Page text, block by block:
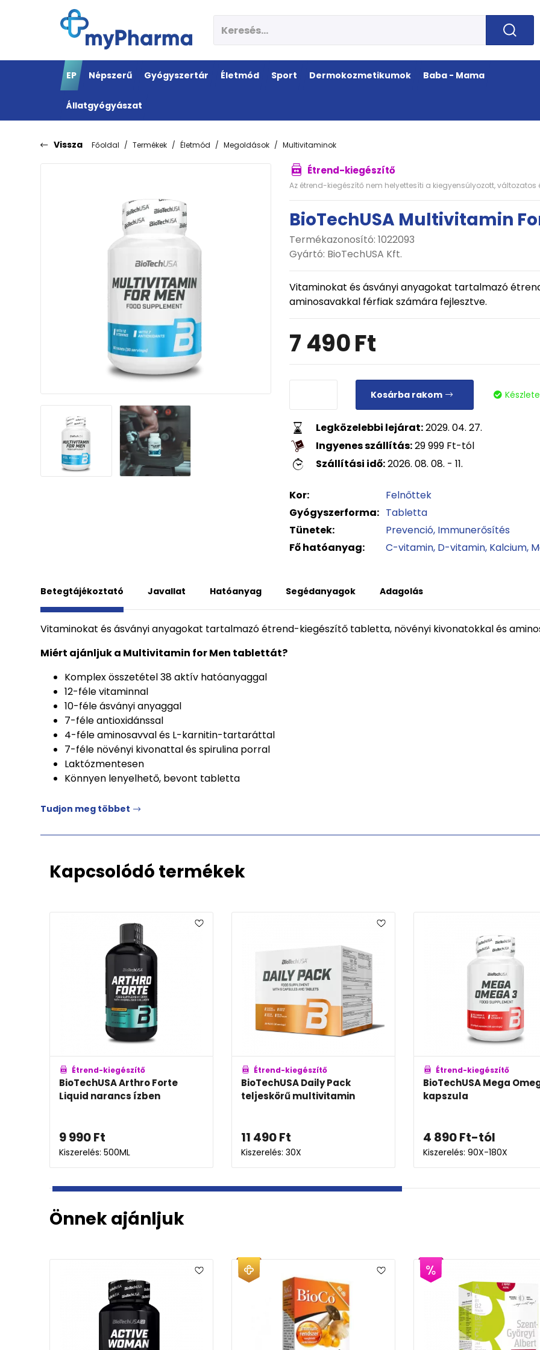
EP Népszerű Gyógyszertár Életmód Sport Dermokozmetikumok Baba - Mama
Állatgyógyászat
Vissza Főoldal Termékek Életmód Megoldások Multivitaminok
Étrend-kiegészítő
Az étrend-kiegészítő nem helyettesíti a kiegyensúlyozott, változatos
BioTechUSA Multivitamin
Termékazonosító: 1022093
Gyártó: BioTechUSA Kft.
Vitaminokat és ásványi anyagokat tartalmazó
aminosavakkal férfiak számára fejlesztve.
7 490Ft
Kosárba rakom
Legközelebbi lejárat:2029. 04. 27.
Ingyenes szállítás:29 999 Ft-tól
Szállítási idő:2026. 08. 08. - 11.
Kor:
Felnőttek
Gyógyszerforma: Tabletta
Tünetek:
Prevenció Immunerősítés
Fő hatóanyag:
C-vitamin D-vitamin Kalcium
Betegtájékoztató Javallat Hatóanyag Segédanyagok Adagolás
Vitaminokat és ásványi anyagokat tartalmazó étrend-kiegészítő tabletta, növényi kivonatokkal és
Miért ajánljuk a Multivitamin for Men tablettát?
Komplex összetétel 38 aktív hatóanyaggal
12-féle vitaminnal
10-féle ásványi anyaggal
7-féle antioxidánssal
4-féle aminosavval és L-karnitin-tartaráttal
7-féle növényi kivonattal és spirulina porral
Laktózmentesen
Könnyen lenyelhető, bevont tabletta
Tudjon meg többet
Kapcsolódó termékek
Étrend-kiegészítő
BioTechUSA Multivitamin For
Women
6 773Ft
Kiszerelés: 60X
Étrend-kiegészítő
BioTechUSA Multivitamin
pezsgőtabletta narancs ízb...
1 590Ft
Kiszerelés: 20X
Étrend-kiegészítő
BioTechUSA One-A-Day
multivitamin tabletta
6 290Ft
Kiszerelés: 100X
Önnek ajánljuk